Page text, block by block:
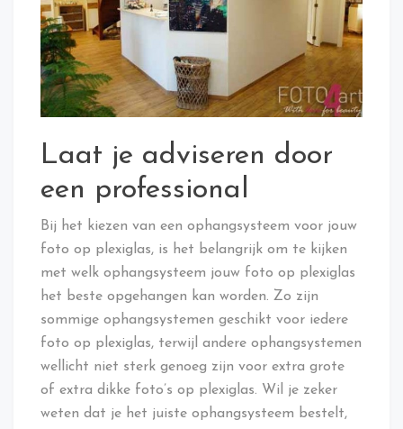
Laat je adviseren door
een professional
Bij het kiezen van een ophangsysteem voor jouw
foto op plexiglas, is het belangrijk om te kijken
met welk ophangsysteem jouw foto op plexiglas
het beste opgehangen kan worden. Zo zijn
sommige ophangsystemen geschikt voor iedere
foto op plexiglas, terwijl andere ophangsystemen
wellicht niet sterk genoeg zijn voor extra grote
of extra dikke foto’s op plexiglas. Wil je zeker
weten dat je het juiste ophangsysteem bestelt,